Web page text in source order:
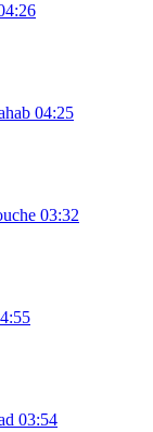
04:25
03:32
03:54